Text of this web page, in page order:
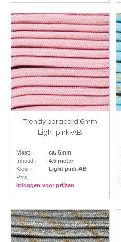
Trendy paracord 6mm
Light pink-AB
Maat:
ca. 6mm
Inhoud:
4.5 meter
Kleur:
Light pink-AB
Prijs:
Inloggen voor prijzen